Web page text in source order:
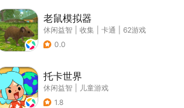
老鼠模拟器
休闲益智 收集 卡通
62游戏
0.0
托卡世界
休闲益智
儿童游戏
1.8